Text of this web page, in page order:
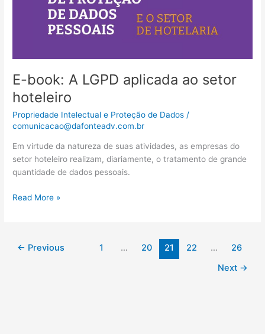
E-book: A LGPD aplicada ao setor
hoteleiro
Propriedade Intelectual e Proteção de Dados /
comunicacao@dafonteadv.com.br
Em virtude da natureza de suas atividades, as empresas do
setor hoteleiro realizam, diariamente, o tratamento de grande
quantidade de dados pessoais.
Read More »
← Previous 1 … 20 21 22 …
26
Next →